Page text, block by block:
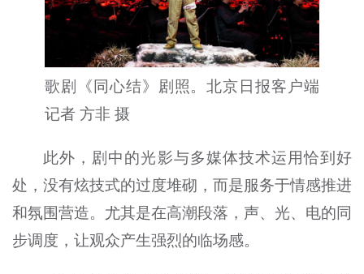
歌剧《同心结》剧照。北京日报客户端
记者 方非 摄
此外，剧中的光影与多媒体技术运用恰到好
处，没有炫技式的过度堆砌，而是服务于情感推进
和氛围营造。尤其是在高潮段落，声、光、电的同
步调度，让观众产生强烈的临场感。